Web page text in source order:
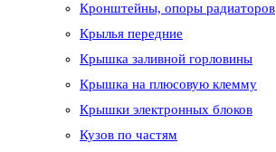
Кронштейны, опоры радиаторов
Крылья передние
Крышка заливной горловины
Крышка на плюсовую клемму
Крышки электронных блоков
Кузов по частям